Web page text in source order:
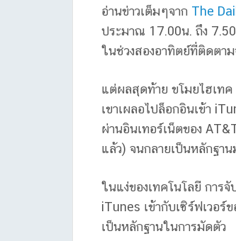
อ่านข่าวเต็มๆจาก The
ประมาณ 17.00น. ถึง
ในช่วงสองอาทิตย์ที่ติดตา
แต่ผลสุดท้าย ขโมยไฮเทค
เขาเผลอไปล็อกอินเข้า
ผ่านอินเทอร์เน็ตของ
แล้ว) จนกลายเป็นหลักฐา
ในแง่ของเทคโนโลยี การ
iTunes เข้ากับเซิร์ฟเวอร์
เป็นหลักฐานในการมัดตัว